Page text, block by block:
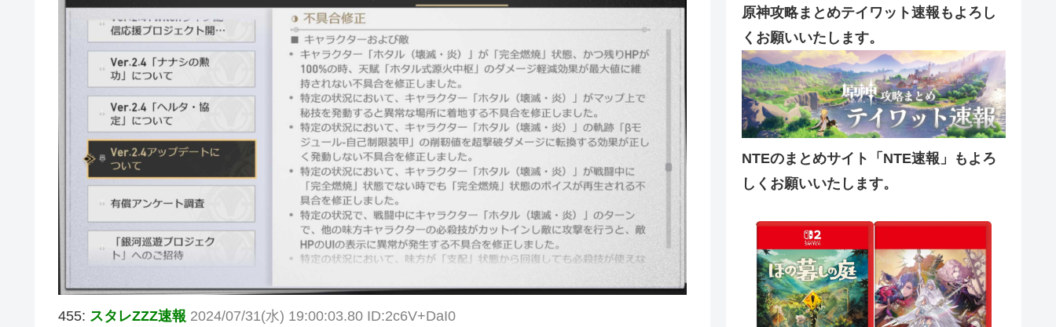
455: スタレZZZ速報 2024/07/31(水) 19:00:03.80 ID:2c6V+DaI0
原神攻略まとめテイワット速報もよろし
くお願いいたします。
NTEのまとめサイト「NTE速報」もよろ
しくお願いいたします。